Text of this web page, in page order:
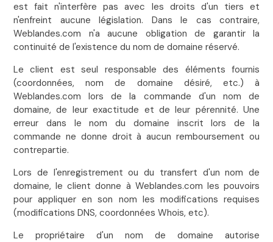
est fait n'interfère pas avec les droits d'un tiers et
n'enfreint aucune législation. Dans le cas contraire,
Weblandes.com n'a aucune obligation de garantir la
continuité de l'existence du nom de domaine réservé.
Le client est seul responsable des éléments fournis
(coordonnées, nom de domaine désiré, etc.) à
Weblandes.com lors de la commande d'un nom de
domaine, de leur exactitude et de leur pérennité. Une
erreur dans le nom du domaine inscrit lors de la
commande ne donne droit à aucun remboursement ou
contrepartie.
Lors de l'enregistrement ou du transfert d'un nom de
domaine, le client donne à Weblandes.com les pouvoirs
pour appliquer en son nom les modifications requises
(modifications DNS, coordonnées Whois, etc).
Le propriétaire d'un nom de domaine autorise